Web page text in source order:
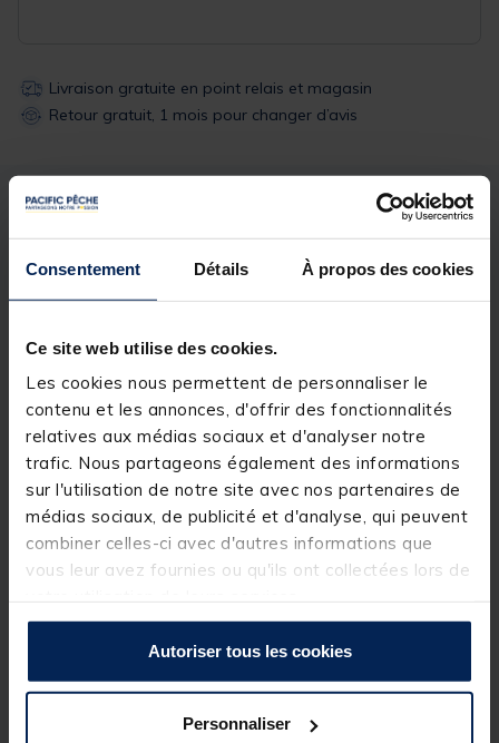
Consentement Détails À propos des cookies
Ce site web utilise des cookies.
Les cookies nous permettent de personnaliser le
contenu et les annonces, d'offrir des fonctionnalités
relatives aux médias sociaux et d'analyser notre
trafic. Nous partageons également des informations
sur l'utilisation de notre site avec nos partenaires de
médias sociaux, de publicité et d'analyse, qui peuvent
combiner celles-ci avec d'autres informations que
vous leur avez fournies ou qu'ils ont collectées lors de
Autoriser tous les cookies
Personnaliser
Livraison gratuite en point relais et magasin
Retour gratuit, 1 mois pour changer d’avis
Description & détails
Description
Flotteurs parfaits pour la pêche des poissons blancs.
Un classique pour la pêche au coup.
Détails
Spécifications
Réf.
158424-1
RAGOT